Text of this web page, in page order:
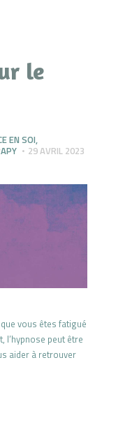
le
EN SOI,
29 AVRIL 2023
vous êtes fatigué
l’hypnose peut être
aider à retrouver